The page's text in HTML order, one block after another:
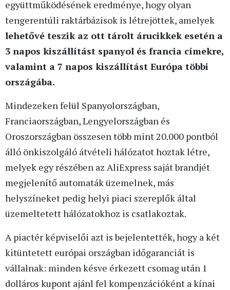
együttműködésének eredménye, hogy olyan
tengerentúli raktárbázisok is létrejöttek, amelyek
lehetővé teszik az ott tárolt árucikkek esetén a
3 napos kiszállítást spanyol és francia címekre,
valamint a 7 napos kiszállítást Európa többi
országába.
Mindezeken felül Spanyolországban,
Franciaországban, Lengyelországban és
Oroszországban összesen több mint 20.000 pontból
álló önkiszolgáló átvételi hálózatot hoztak létre,
melyek egy részében az AliExpress saját brandjét
megjelenítő automaták üzemelnek, más
helyszíneket pedig helyi piaci szereplők által
üzemeltetett hálózatokhoz is csatlakoztak.
A piactér képviselői azt is bejelentették, hogy a két
kitüntetett európai országban időgaranciát is
vállalnak: minden késve érkezett csomag után 1
dolláros kupont ajánl fel kompenzációként a kínai